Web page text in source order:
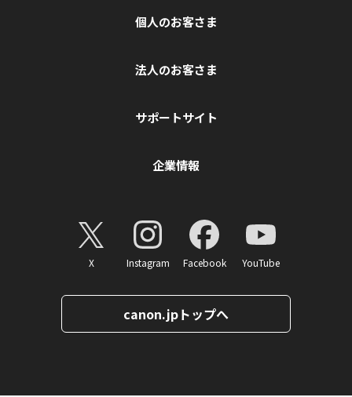
個人のお客さま
法人のお客さま
サポートサイト
企業情報
X Instagram Facebook YouTube
canon.jpトップへ